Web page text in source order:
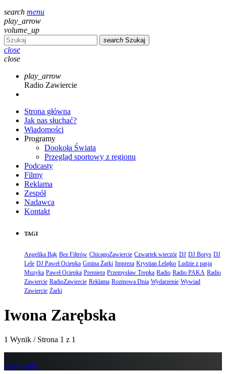
search menu
play_arrow
volume_up
search Szukaj
close
close
play_arrow
Radio Zawiercie
Strona główna
Jak nas słuchać?
Wiadomości
Programy
Dookoła Świata
Przegląd sportowy z regionu
Podcasty
Filmy
Reklama
Zespół
Nadawca
Kontakt
TAGI
Angelika Bąk Bez Filtrów ChicagoZawiercie Czwartek wieczór DJ DJ Borys DJ
Lele DJ Paweł Ociepka Gmina Żarki Impreza Krystian Lelątko Ludzie z pasją
Muzyka Paweł Ociepka Premiera Przemysław Trepka Radio Radio PAKA Radio
Zawiercie RadioZawiercie Reklama Rozmowa Dnia Wydarzenie Wywiad
Zawiercie Żarki
Iwona Zarębska
1 Wynik / Strona 1 z 1
insert_link